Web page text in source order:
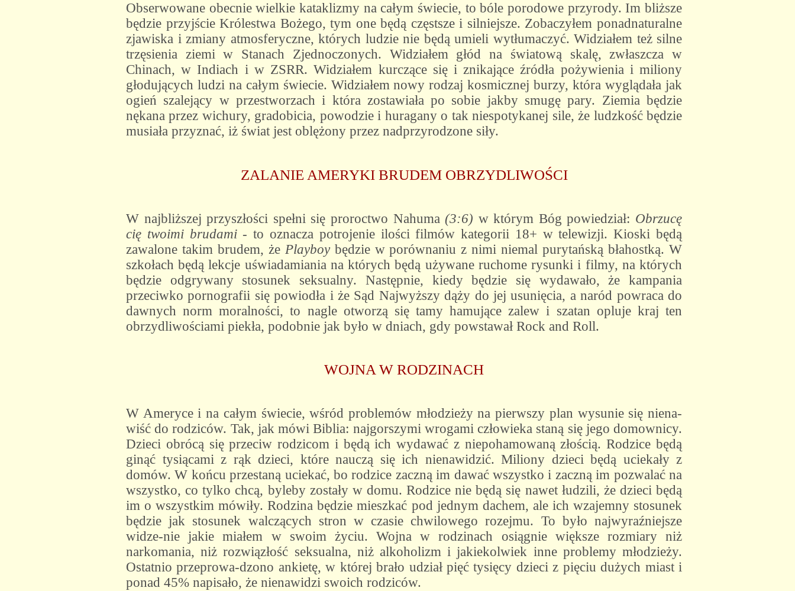
Obserwowane obecnie wielkie kataklizmy na całym świecie, to bóle porodowe przyrody. Im bliższe
będzie przyjście Królestwa Bożego, tym one będą częstsze i silniejsze. Zobaczyłem ponadnaturalne
zjawiska i zmiany atmosferyczne, których ludzie nie będą umieli wytłumaczyć. Widziałem też silne
trzęsienia ziemi w Stanach Zjednoczonych. Widziałem głód na światową skalę, zwłaszcza w
Chinach, w Indiach i w ZSRR. Widziałem kurczące się i znikające źródła pożywienia i miliony
głodujących ludzi na całym świecie. Widziałem nowy rodzaj kosmicznej burzy, która wyglądała jak
ogień szalejący w przestworzach i która zostawiała po sobie jakby smugę pary. Ziemia będzie
nękana przez wichury, gradobicia, powodzie i huragany o tak niespotykanej sile, że ludzkość będzie
musiała przyznać, iż świat jest oblężony przez nadprzyrodzone siły.
ZALANIE AMERYKI BRUDEM OBRZYDLIWOŚCI
W najbliższej przyszłości spełni się proroctwo Nahuma (3:6) w którym Bóg powiedział: Obrzucę
cię twoimi brudami- to oznacza potrojenie ilości filmów kategorii 18+ w telewizji. Kioski będą
zawalone takim brudem, że Playboybędzie w porównaniu z nimi niemal purytańską błahostką. W
szkołach będą lekcje uświadamiania na których będą używane ruchome rysunki i filmy, na których
będzie odgrywany stosunek seksualny. Następnie, kiedy będzie się wydawało, że kampania
przeciwko pornografii się powiodła i że Sąd Najwyższy dąży do jej usunięcia, a naród powraca do
dawnych norm moralności, to nagle otworzą się tamy hamujące zalew i szatan opluje kraj ten
obrzydliwościami piekła, podobnie jak było w dniach, gdy powstawał Rock and Roll.
WOJNA W RODZINACH
W Ameryce i na całym świecie, wśród problemów młodzieży na pierwszy plan wysunie się niena-
wiść do rodziców. Tak, jak mówi Biblia: najgorszymi wrogami człowieka staną się jego domownicy.
Dzieci obrócą się przeciw rodzicom i będą ich wydawać z niepohamowaną złością. Rodzice będą
ginąć tysiącami z rąk dzieci, które nauczą się ich nienawidzić. Miliony dzieci będą uciekały z
domów. W końcu przestaną uciekać, bo rodzice zaczną im dawać wszystko i zaczną im pozwalać na
wszystko, co tylko chcą, byleby zostały w domu. Rodzice nie będą się nawet łudzili, że dzieci będą
im o wszystkim mówiły. Rodzina będzie mieszkać pod jednym dachem, ale ich wzajemny stosunek
będzie jak stosunek walczących stron w czasie chwilowego rozejmu. To było najwyraźniejsze
widze-nie jakie miałem w swoim życiu. Wojna w rodzinach osiągnie większe rozmiary niż
narkomania, niż rozwiązłość seksualna, niż alkoholizm i jakiekolwiek inne problemy młodzieży.
Ostatnio przeprowa-dzono ankietę, w której brało udział pięć tysięcy dzieci z pięciu dużych miast i
ponad 45% napisało, że nienawidzi swoich rodziców.